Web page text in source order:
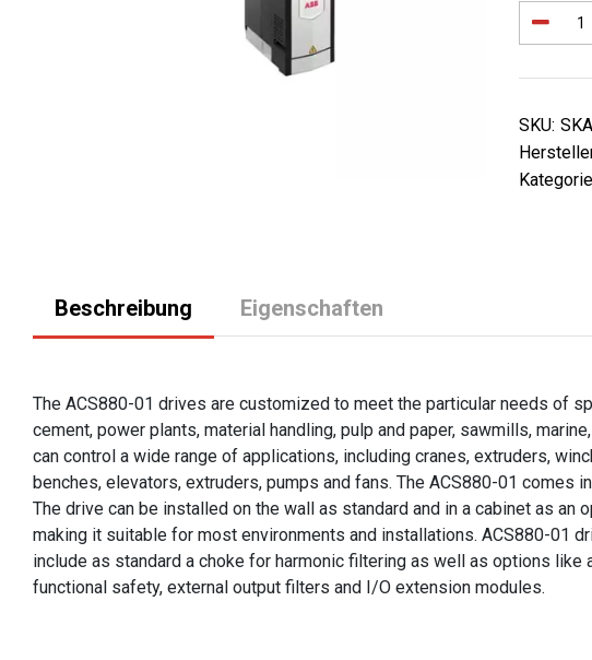
SKU:
Beschreibung Eigenschaften
The ACS880-01 drives are customized to meet the particular needs of
cement, power plants, material handling, pulp and paper, sawmills,
can control a wide range of applications, including cranes, extruders,
benches, elevators, extruders, pumps and fans. The ACS880-01 comes
The drive can be installed on the wall as standard and in a cabinet as
making it suitable for most environments and installations. ACS880-01
include as standard a choke for harmonic filtering as well as options like
functional safety, external output filters and I/O extension modules.